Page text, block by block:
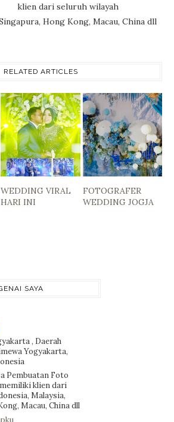
klien dari seluruh wilayah
Hong Kong, Macau, China dll
RELATED ARTICLES
WEDDING VIRAL
HARI INI
FOTOGRAFER
WEDDING JOGJA
SAYA
, Daerah
Yogyakarta,
Pembuatan Foto
klien dari
Malaysia,
Macau, China dll